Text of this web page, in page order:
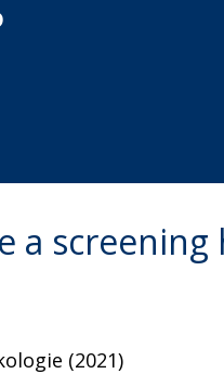
a
(2021)